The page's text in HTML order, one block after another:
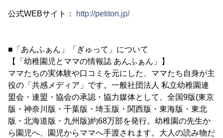
公式WEBサイト： http://petiton.jp/
■「あんふぁん」「ぎゅって」について
【「幼稚園児とママの情報誌 あんふぁん」】
ママたちの実体験や口コミを元にした、ママたち自身が主
役の「共感メディア」です。一般社団法人 私立幼稚園連
盟会・連盟・協会の承認・協力媒体として、全国9版(東京
版・神奈川版・千葉版・埼玉版・関西版・東海版・東北
版・北海道版・九州版)約68万部を発行。幼稚園の先生か
ら園児へ、園児からママへ手渡されます。大人の読み物だ